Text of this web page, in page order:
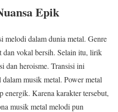
Epik
melodi dalam dunia metal. Genre
dan vokal bersih. Selain itu, lirik
dan heroisme. Transisi ini
musik metal. Power metal
energik. Karena karakter tersebut,
musik metal melodi pun